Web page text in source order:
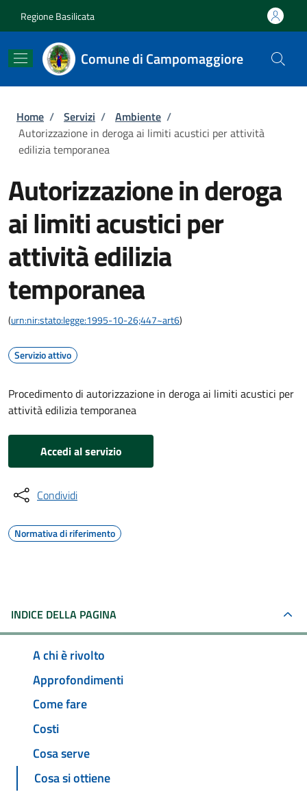
Regione Basilicata
Comune di Campomaggiore
Briciole di pane
Home / Servizi / Ambiente /
Autorizzazione in deroga ai limiti acustici per attività
edilizia temporanea
Autorizzazione in deroga
ai limiti acustici per
attività edilizia
temporanea
(urn:nir:stato:legge:1995-10-26;447~art6)
Servizio attivo
Procedimento di autorizzazione in deroga ai limiti acustici per
attività edilizia temporanea
Accedi al servizio
Condividi
Normativa di riferimento
INDICE DELLA PAGINA
A chi è rivolto
Approfondimenti
Come fare
Costi
Cosa serve
Cosa si ottiene